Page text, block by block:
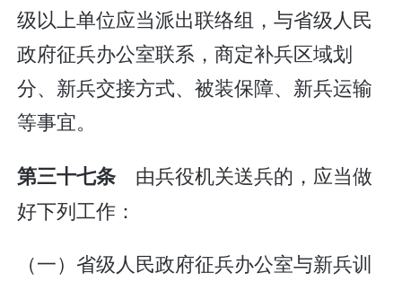
级以上单位应当派出联络组，与省级人民
政府征兵办公室联系，商定补兵区域划
分、新兵交接方式、被装保障、新兵运输
等事宜。
第三十七条 由兵役机关送兵的，应当做
好下列工作：
（一）省级人民政府征兵办公室与新兵训